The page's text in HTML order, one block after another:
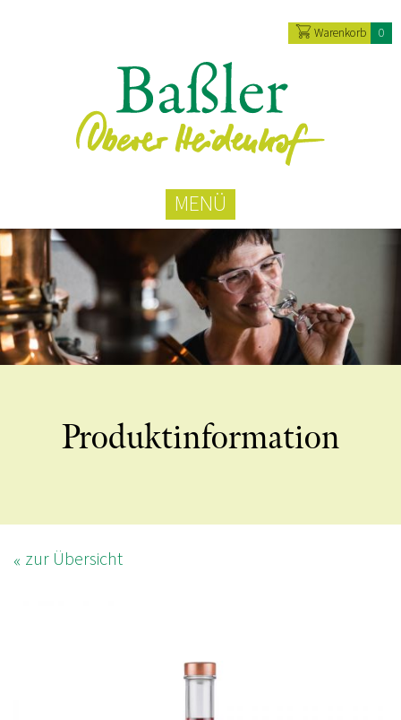
Warenkorb 0
MENÜ
Produktinformation
zur Übersicht